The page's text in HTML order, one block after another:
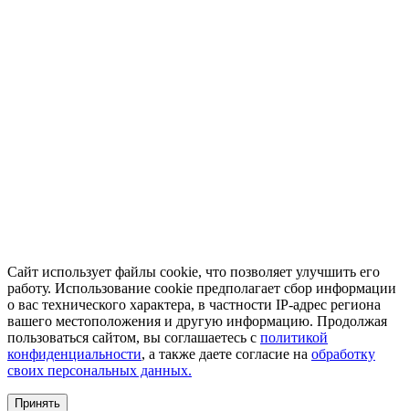
Сайт использует файлы cookie, что позволяет улучшить его
работу. Использование cookie предполагает сбор информации
о вас технического характера, в частности IP-адрес региона
вашего местоположения и другую информацию. Продолжая
пользоваться сайтом, вы соглашаетесь с политикой
конфиденциальности, а также даете согласие на обработку
своих персональных данных.
Принять